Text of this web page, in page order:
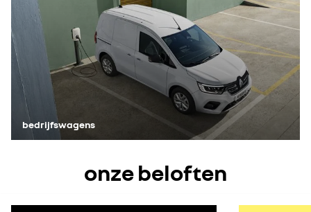
bedrijfswagens
onze beloften